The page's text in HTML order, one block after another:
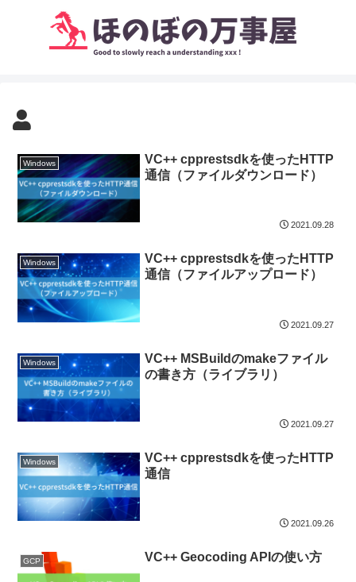
Windows
VC++ cpprestsdkを使ったHTTP
通信（ファイルダウンロード）
2021.09.28
Windows
VC++ cpprestsdkを使ったHTTP
通信（ファイルアップロード）
2021.09.27
Windows
VC++ MSBuildのmakeファイル
の書き方（ライブラリ）
2021.09.27
Windows
VC++ cpprestsdkを使ったHTTP
通信
2021.09.26
GCP VC++ Geocoding APIの使い方